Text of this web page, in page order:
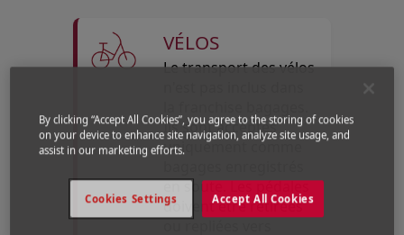
VÉLOS
Le transport des vélos
Ils sont acceptés
uniquement comme
en soute. Les pédales
doivent être retirées
By clicking “Accept All Cookies”, you agree to the storing of cookies
on your device to enhance site navigation, analyze site usage, and
assist in our marketing efforts.
Accept All Cookies
Cookies Settings